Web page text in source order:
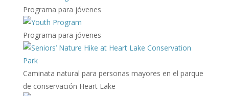
Programa para jóvenes
Programa para jóvenes
Caminata natural para personas mayores en el parque
de conservación Heart Lake